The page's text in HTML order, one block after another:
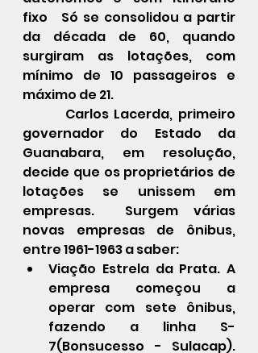
fixo   Só se consolidou a partir
da década de 60, quando
surgiram as lotações, com
mínimo de 10 passageiros e
máximo de 21.
Carlos Lacerda, primeiro
governador do Estado da
Guanabara, em resolução,
decide que os proprietários de
empresas.  Surgem várias
novas empresas de ônibus,
entre 1961-1963 a saber:
Viação Estrela da Prata. A
empresa começou a
operar com sete ônibus,
fazendo a linha S-
7(Bonsucesso - Sulacap).